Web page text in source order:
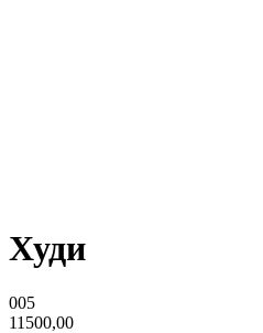
Худи
005
11500,00